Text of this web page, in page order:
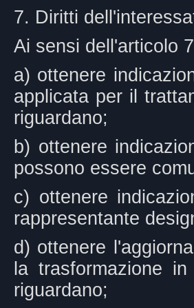
7. Diritti
Ai sensi dell'articolo
a) ottenere
applicata per il
riguardano;
b) ottenere
possono essere
c) ottenere
rappresentante
d) ottenere
la trasformazione
riguardano;